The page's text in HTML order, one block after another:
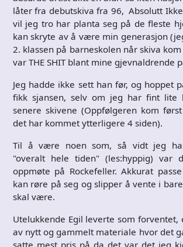
låter fra debutskiva fra 96, Absolutt
vil jeg tro har planta seg på de fleste
kan skryte av å være min generasjon
2. klassen på barneskolen når skiva
var THE SHIT blant mine gjevnaldrende
Jeg hadde ikke sett han før, og hoppet
fikk sjansen, selv om jeg har fint lite
senere skivene (Oppfølgeren kom
det har kommet ytterligere 4 siden).
Til å være noen som, så vidt jeg
"overalt hele tiden" (les:hyppig) var
oppmøte på Rockefeller. Akkurat
kan røre på seg og slipper å vente i
skal være.
Utelukkende Egil leverte som forventet,
av nytt og gammelt materiale hvor det
satte mest pris på da det var det jeg